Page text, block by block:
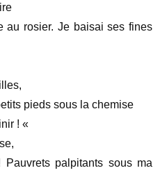
au rosier. Je baisai ses fines
pieds sous la chemise
! «
palpitants sous ma